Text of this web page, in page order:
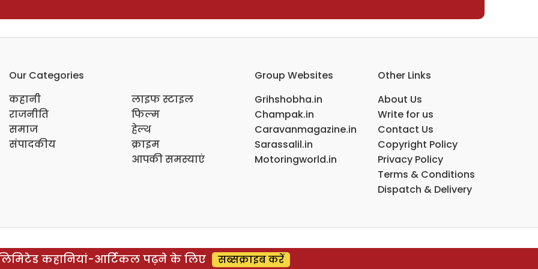
Our Categories
कहानी
राजनीति
समाज
संपादकीय
लाइफ स्टाइल
फिल्म
हेल्थ
क्राइम
आपकी समस्याएं
Group Websites
Grihshobha.in
Champak.in
Caravanmagazine.in
Sarassalil.in
Motoringworld.in
Other Links
About Us
Write for us
Contact Us
Copyright Policy
Privacy Policy
Terms & Conditions
Dispatch & Delivery
कहानियां-आर्टिकल पढ़ने के लिए सब्सक्राइब करें